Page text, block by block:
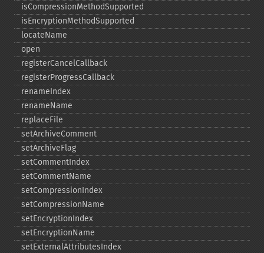
isCompressionMethodSupported
isEncryptionMethodSupported
locateName
open
registerCancelCallback
registerProgressCallback
renameIndex
renameName
replaceFile
setArchiveComment
setArchiveFlag
setCommentIndex
setCommentName
setCompressionIndex
setCompressionName
setEncryptionIndex
setEncryptionName
setExternalAttributesIndex